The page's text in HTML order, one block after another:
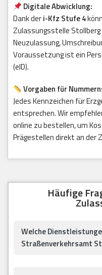
Digitale Abwicklung:
Dank deri-Kfz Stufe 4
Zulassungsstelle
Neuzulassung,
Voraussetzung ist ein
(eID).
Vorgaben für
Jedes Kennzeichen für
entsprechen. Wir
online zu bestellen, um
Prägestellen direkt an der
Häufige
Welche
Straßenverkehrsamt